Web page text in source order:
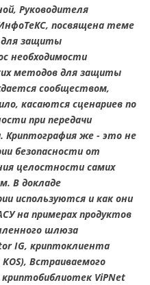
Руководителя
посвящена теме
для защиты
необходимости
методов для защиты
сообществом,
касаются сценариев по
при передачи
Криптография же - это не
безопасности от
целостности самих
В докладе
используются и как они
на примерах продуктов
шлюза
IG, криптоклиента
Встраиваемого
криптобиблиотек ViPNet